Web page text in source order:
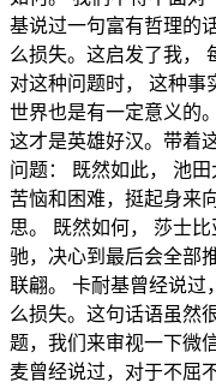
基说过一句富有哲理的
么损失。这启发了我，
对这种问题时， 这种事
世界也是有一定意义的
这才是英雄好汉。带着
问题： 既然如此， 池
苦恼和困难，挺起身来
思。 既然如何， 莎士
驰，决心到最后会全部
联翩。 卡耐基曾经说过
么损失。这句话语虽然
题，我们来审视一下微
麦曾经说过，对于不屈